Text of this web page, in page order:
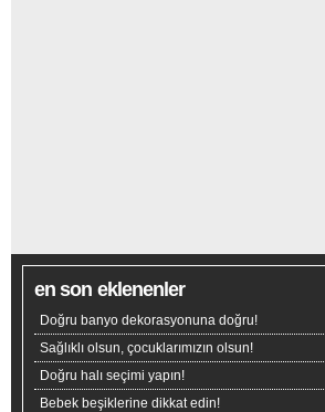
en son eklenenler
Doğru banyo dekorasyonuna doğru!
Sağlıklı olsun, çocuklarımızın olsun!
Doğru halı seçimi yapın!
Bebek beşiklerine dikkat edin!